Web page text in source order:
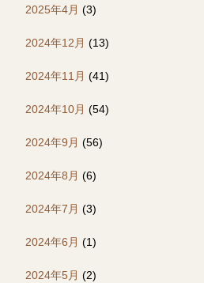
2025年4月 (3)
2024年12月 (13)
2024年11月 (41)
2024年10月 (54)
2024年9月 (56)
2024年8月 (6)
2024年7月 (3)
2024年6月 (1)
2024年5月 (2)